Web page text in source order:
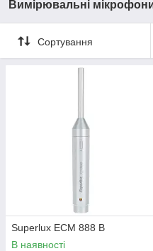
Вимірювальні
Сортування
Superlux ECM 888 B
В наявності